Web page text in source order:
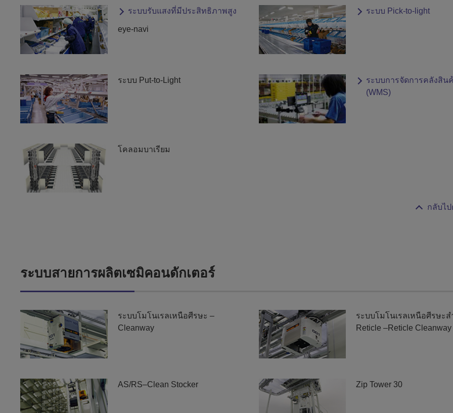
ระบบรับแสงที่มีประสิทธิภาพสูง
eye-navi
ระบบ Pick-to-light
ระบบ Put-to-Light
ระบบการจัดการคลังสิน
(WMS)
โคลอมบาเรียม
กลับไ
ระบบสายการผลิตเซมิคอนดักเตอร์
ระบบโมโนเรลเหนือศีรษะ –
Cleanway
ระบบโมโนเรลเหนือศีรษะส
Reticle –Reticle Cleanway
AS/RS–Clean Stocker Zip Tower 30